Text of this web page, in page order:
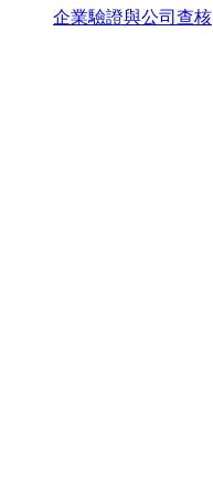
企業驗證與公司查核